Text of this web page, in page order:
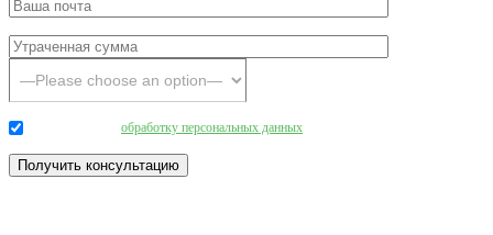
обработку персональных данных